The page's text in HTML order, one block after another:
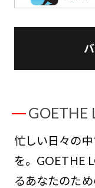
GOETHE
忙しい日々の
を。GOETHE
るあなたのた